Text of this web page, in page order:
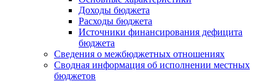
Доходы бюджета
Расходы бюджета
Источники финансирования дефицита
бюджета
Сведения о межбюджетных отношениях
Сводная информация об исполнении местных
бюджетов